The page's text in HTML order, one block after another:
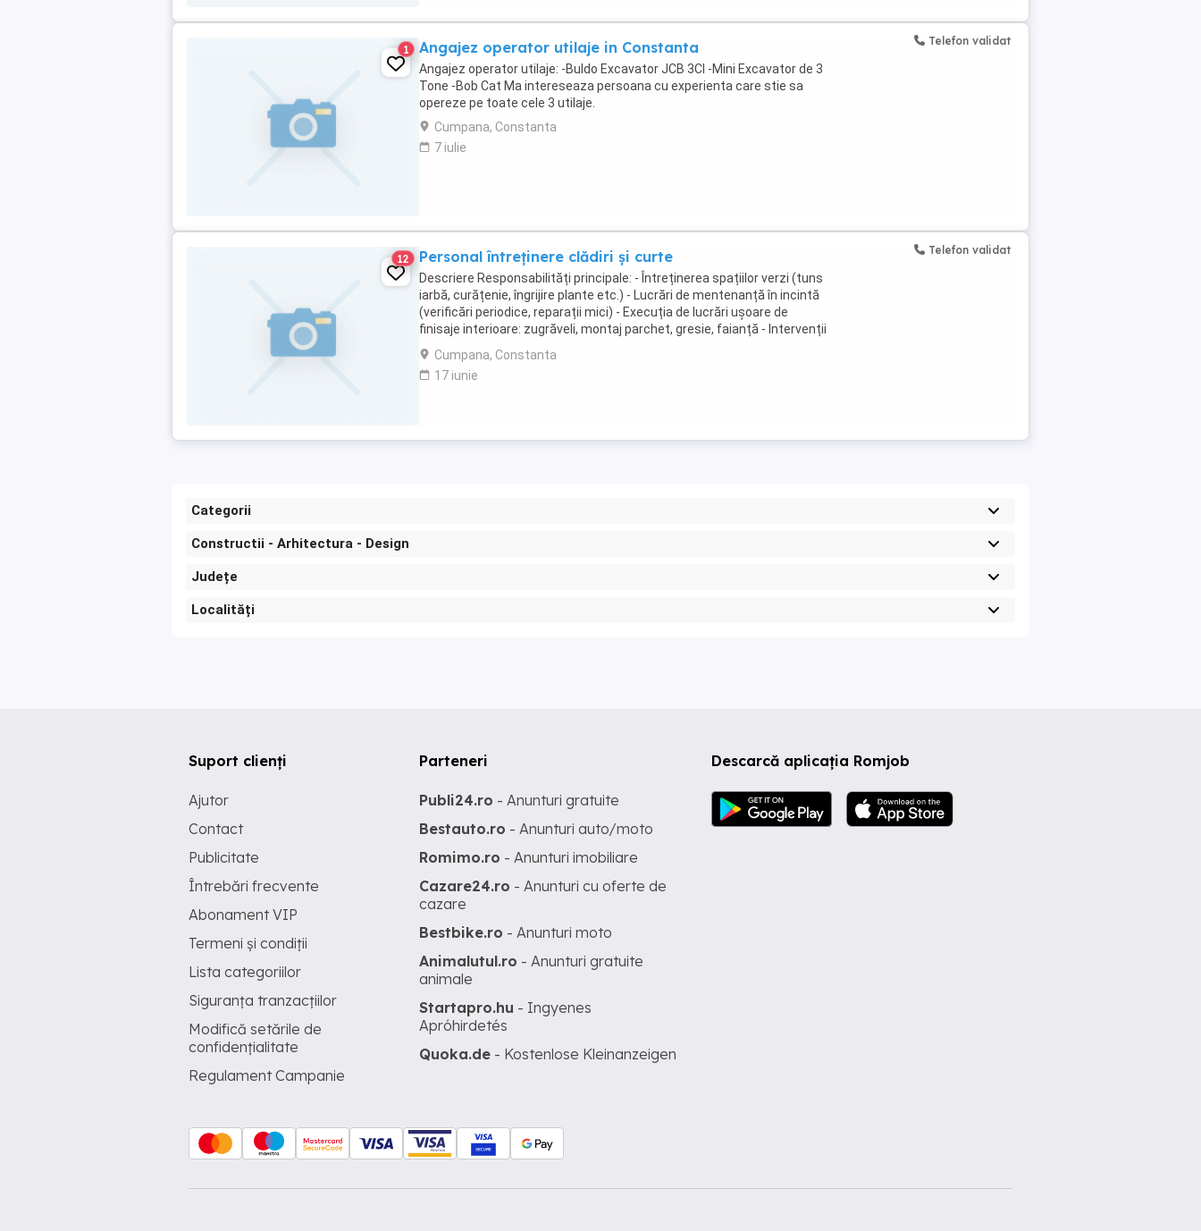
1 Angajez operator utilaje in Constanta
Angajez operator utilaje: -Buldo Excavator JCB 3CI -Mini Excavator de 3
Tone -Bob Cat Ma intereseaza persoana cu experienta care stie sa
opereze pe toate cele 3 utilaje.
Cumpana, Constanta
7 iulie
Telefon validat
12 Personal întreținere clădiri și curte
Descriere Responsabilități principale: - Întreținerea spațiilor verzi (tuns
iarbă, curățenie, îngrijire plante etc.) - Lucrări de mentenanță în incintă
(verificări periodice, reparații mici) - Execuția de lucrări ușoare de
finisaje interioare: zugrăveli, montaj parchet, gresie, faianță - Intervenții
...
Cumpana, Constanta
17 iunie
Telefon validat
Categorii
Constructii - Arhitectura - Design
Județe
Localități
Descarcă aplicația Romjob
Suport clienți
Ajutor
Contact
Publicitate
Întrebări frecvente
Abonament VIP
Termeni și condiții
Lista categoriilor
Siguranța tranzacțiilor
Modifică setările de
confidențialitate
Regulament Campanie
Parteneri
Publi24.ro - Anunturi gratuite
Bestauto.ro - Anunturi auto/moto
Romimo.ro - Anunturi imobiliare
Cazare24.ro - Anunturi cu oferte de
cazare
Bestbike.ro - Anunturi moto
Animalutul.ro - Anunturi gratuite
animale
Startapro.hu - Ingyenes
Apróhirdetés
Quoka.de - Kostenlose Kleinanzeigen